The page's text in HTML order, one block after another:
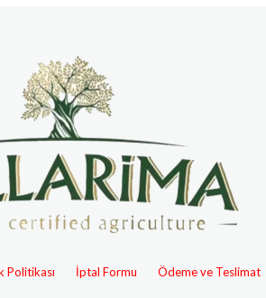
Politikası İptal Formu Ödeme ve Teslimat